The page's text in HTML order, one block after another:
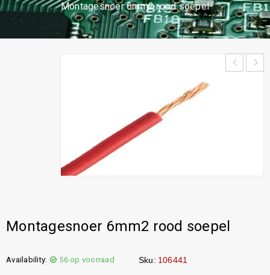
Montagesnoer 6mm2 rood soepel
Montagesnoer 6mm2 rood soepel
Availability: 56 op voorraad Sku: 106441